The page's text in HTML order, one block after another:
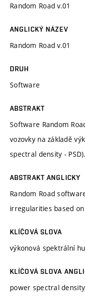
Random Road v.01
ANGLICKÝ NÁZEV
Random Road v.01
DRUH
Software
ABSTRAKT
Software Random
vozovky na základě
spectral density - PSD).
ABSTRAKT ANGLICKY
Random Road
irregularities based
KLÍČOVÁ SLOVA
výkonová spektrální
KLÍČOVÁ SLOVA
power spectral